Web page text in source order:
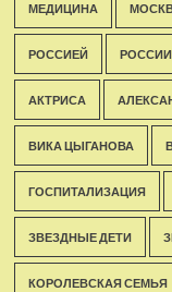
МЕДИЦИНА
РОССИЕЙ РОССИИ
АКТРИСА
ВИКА ЦЫГАНОВА
ГОСПИТАЛИЗАЦИЯ
ЗВЕЗДНЫЕ ДЕТИ
КОРОЛЕВСКАЯ СЕМЬЯ